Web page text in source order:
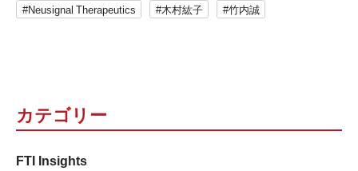
カテゴリー
FTI Insights
#Neusignal Therapeutics #木村紘子 #竹内誠